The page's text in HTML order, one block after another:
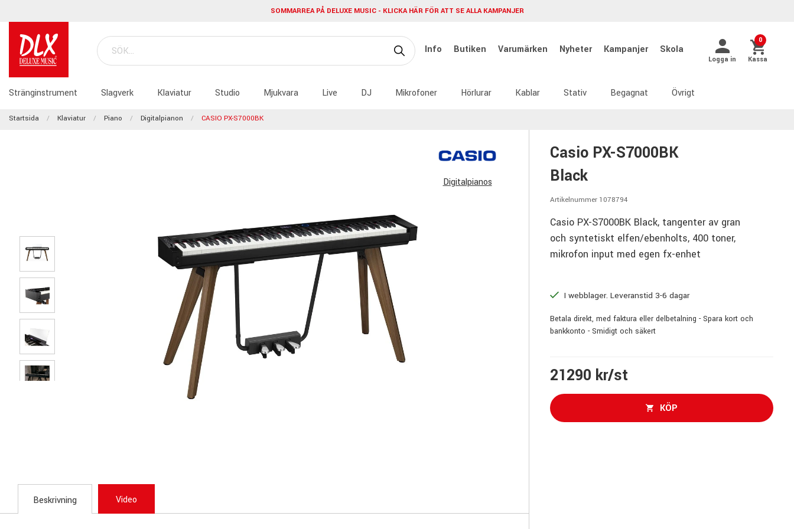
SOMMARREA PÅ DELUXE MUSIC - KLICKA HÄR FÖR ATT SE ALLA KAMPANJER
Info Butiken Varumärken Nyheter Kampanjer Skola
Logga in
0
Kassa
Stränginstrument Slagverk Klaviatur Studio Mjukvara Live DJ Mikrofoner Hörlurar Kablar Stativ Begagnat Övrigt
Startsida Klaviatur Piano Digitalpianon CASIO PX-S7000BK
Digitalpianos
Casio PX-S7000BK
Black
Artikelnummer 1078794
Casio PX-S7000BK Black, tangenter av gran
och syntetiskt elfen/ebenholts, 400 toner,
mikrofon input med egen fx-enhet
I webblager. Leveranstid 3-6 dagar
Betala direkt, med faktura eller delbetalning - Spara kort och
bankkonto - Smidigt och säkert
21290 kr/st
KÖP
Beskrivning Video